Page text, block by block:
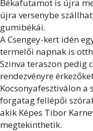
Békafutamot is újra
újra versenybe
gumibékái.
A Csengey-kert idén
termelői napnak is
Szinva teraszon pedig
rendezvényre
Kocsonyafesztiválon
forgatag fellépői
akik Képes Tibor
megtekinthetik.